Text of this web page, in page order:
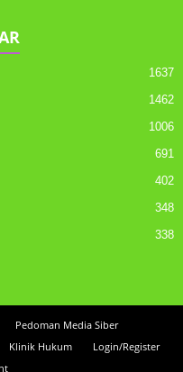
1637
1462
1006
691
402
348
338
Pedoman Media Siber
Klinik Hukum
Login/Register